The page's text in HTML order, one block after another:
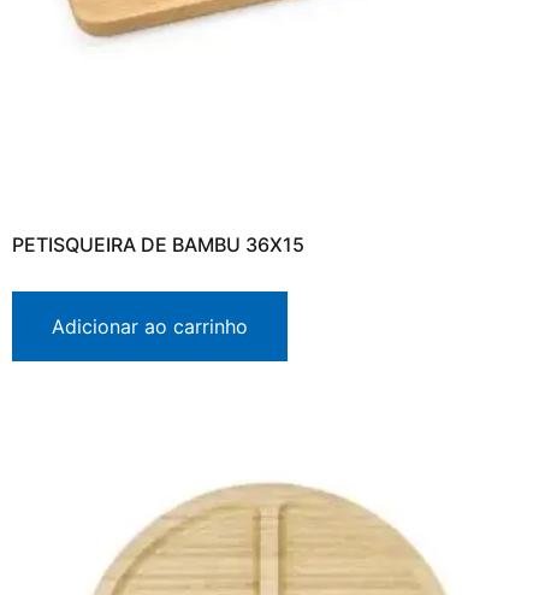
PETISQUEIRA DE BAMBU 36X15
Adicionar ao carrinho